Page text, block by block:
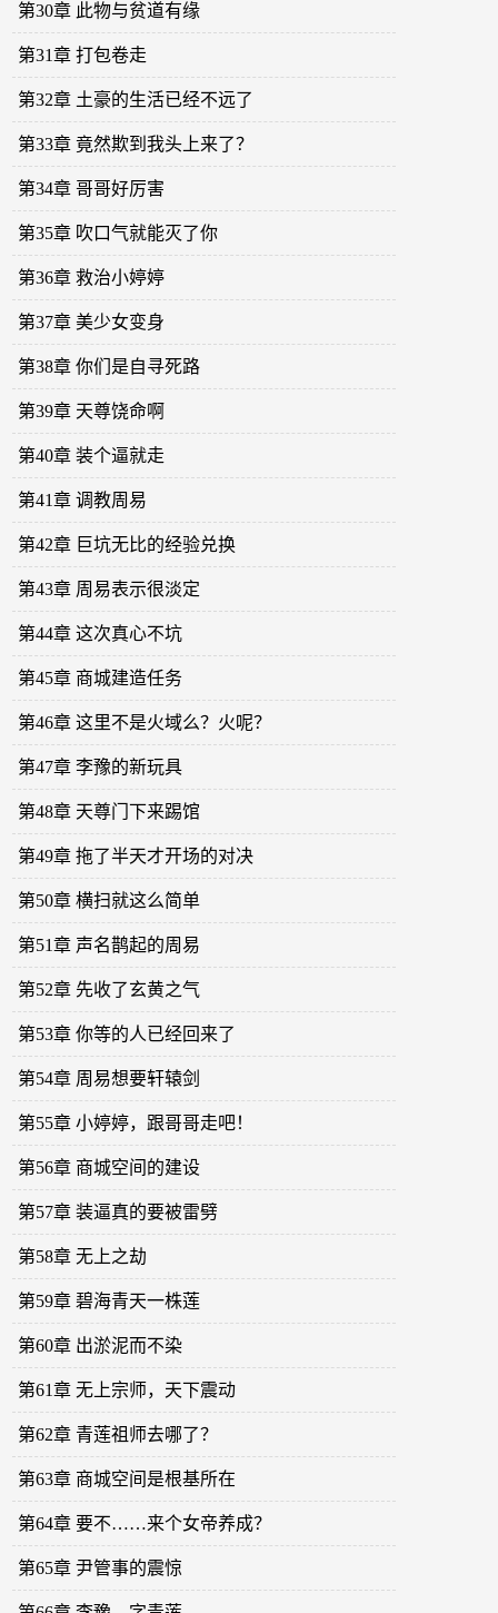
第30章 此物与贫道有缘
第31章 打包卷走
第32章 土豪的生活已经不远了
第33章 竟然欺到我头上来了？
第34章 哥哥好厉害
第35章 吹口气就能灭了你
第36章 救治小婷婷
第37章 美少女变身
第38章 你们是自寻死路
第39章 天尊饶命啊
第40章 装个逼就走
第41章 调教周易
第42章 巨坑无比的经验兑换
第43章 周易表示很淡定
第44章 这次真心不坑
第45章 商城建造任务
第46章 这里不是火域么？火呢？
第47章 李豫的新玩具
第48章 天尊门下来踢馆
第49章 拖了半天才开场的对决
第50章 横扫就这么简单
第51章 声名鹊起的周易
第52章 先收了玄黄之气
第53章 你等的人已经回来了
第54章 周易想要轩辕剑
第55章 小婷婷，跟哥哥走吧！
第56章 商城空间的建设
第57章 装逼真的要被雷劈
第58章 无上之劫
第59章 碧海青天一株莲
第60章 出淤泥而不染
第61章 无上宗师，天下震动
第62章 青莲祖师去哪了？
第63章 商城空间是根基所在
第64章 要不……来个女帝养成？
第65章 尹管事的震惊